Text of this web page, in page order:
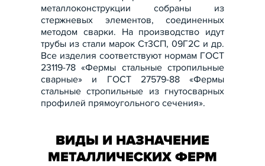
металлоконструкции собраны из
стержневых элементов, соединенных
методом сварки. На производство идут
трубы из стали марок Ст3СП, 09Г2С и др.
Все изделия соответствуют нормам ГОСТ
23119-78 «Фермы стальные стропильные
сварные» и ГОСТ 27579-88 «Фермы
стальные стропильные из гнутосварных
профилей прямоугольного сечения».
ВИДЫ И НАЗНАЧЕНИЕ
МЕТАЛЛИЧЕСКИХ ФЕРМ